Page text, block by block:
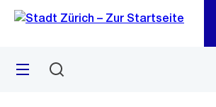
Navigation
Sprunglink
Menü